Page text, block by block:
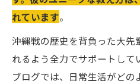
れています。
沖縄戦の歴史を背負った大先
れるよう全力でサポートして
ブログでは、日常生活がどの